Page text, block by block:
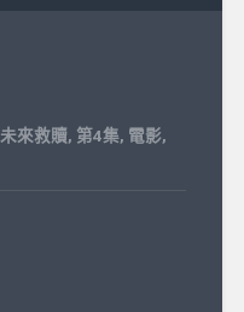
未來救贖, 第4集, 電影,